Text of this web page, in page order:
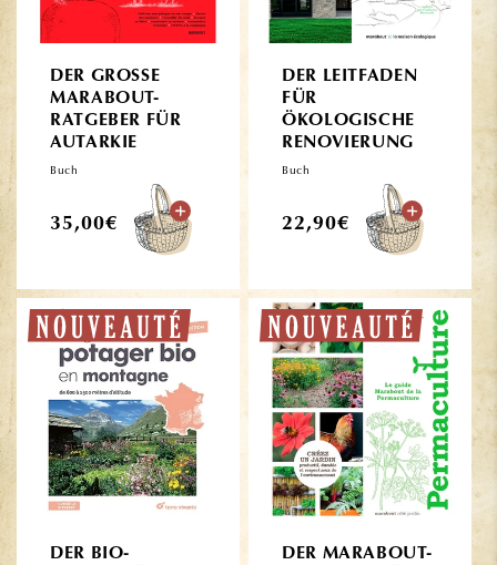
DER GROSSE
MARABOUT-
RATGEBER FÜR
AUTARKIE
Buch
Normaler
35,00€
DER LEITFADEN
FÜR
ÖKOLOGISCHE
RENOVIERUNG
Buch
Normaler
22,90€
DER BIO-
DER MARABOUT-